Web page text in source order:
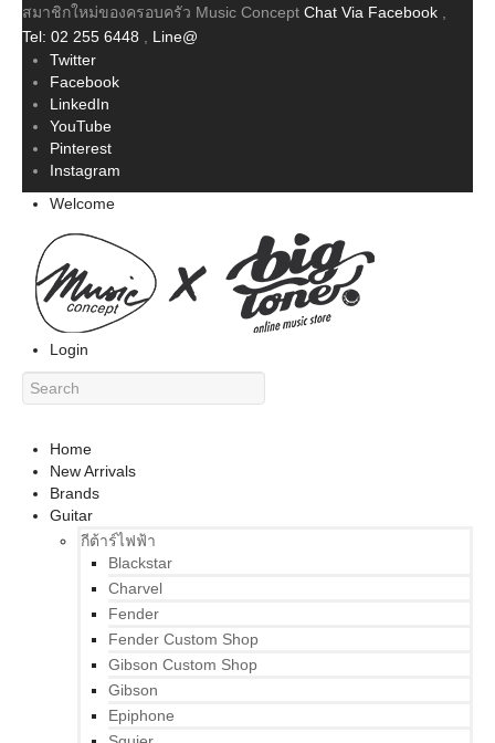
สมาชิกใหม่ของครอบครัว Music Concept Chat Via Facebook
Tel: 02 255 6448
Line@
Twitter
Facebook
LinkedIn
YouTube
Pinterest
Instagram
Welcome
Login
Home
New Arrivals
Brands
Guitar
กีต้าร์ไฟฟ้า
Blackstar
Charvel
Fender
Fender Custom Shop
Gibson Custom Shop
Gibson
Epiphone